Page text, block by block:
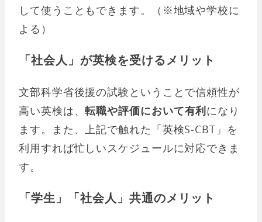
して使うこともできます。（※地域や学校に
よる）
「社会人」が英検を受けるメリット
文部科学省後援の試験ということで信頼性が
高い英検は、転職や評価において有利になり
ます。また、上記で触れた「英検S-CBT」を
利用すれば忙しいスケジュールに対応できま
す。
「学生」「社会人」共通のメリット